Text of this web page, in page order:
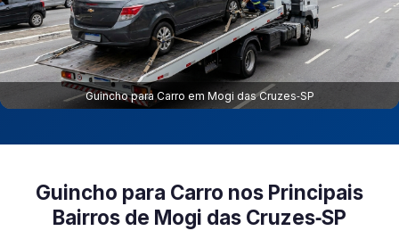
Guincho para Carro em Mogi das Cruzes‑SP
Guincho para Carro nos Principais
Bairros de Mogi das Cruzes‑SP